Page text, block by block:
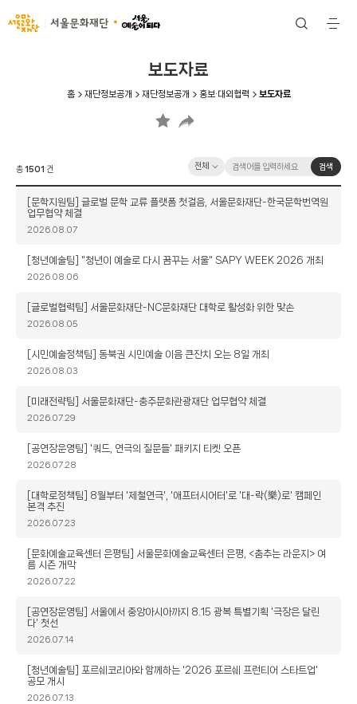
서울문화재단
전
검
보도자료
홈 재단정보공개 재단정보공개 홍보·대외협력 보도자료
검
옵
션
검
입
검색
총1501 건
제
목
[문학지원팀] 글로벌 문학 교류 플랫폼 첫걸음, 서울문화재단-한국문학번역원
업무협약 체결
작
일
2026.08.07
제
목
[청년예술팀] "청년이 예술로 다시 꿈꾸는 서울" SAPY WEEK 2026 개최
작
일
2026.08.06
제
목
[글로벌협력팀] 서울문화재단-NC문화재단 대학로 활성화 위한 맞손
작
일
2026.08.05
제
목
[시민예술정책팀] 동북권 시민예술 이음 큰잔치 오는 8일 개최
작
일
2026.08.03
제
목
[미래전략팀] 서울문화재단-충주문화관광재단 업무협약 체결
작
일
2026.07.29
제
목
[공연장운영팀] '쿼드, 연극의 질문들' 패키지 티켓 오픈
작
일
2026.07.28
제
목
[대학로정책팀] 8월부터 '제철연극', '애프터시어터'로 '대-락(樂)로' 캠페인
본격 추진
작
일
2026.07.23
제
목
[문화예술교육센터 은평팀] 서울문화예술교육센터 은평, <춤추는 라운지> 여
름 시즌 개막
작
일
2026.07.22
제
목
[공연장운영팀] 서울에서 중앙아시아까지 8.15 광복 특별기획 '극장은 달린
다' 첫선
작
일
2026.07.14
제
목
[청년예술팀] 포르쉐코리아와 함께하는 '2026 포르쉐 프런티어 스타트업'
공모 개시
작
2026.07.13